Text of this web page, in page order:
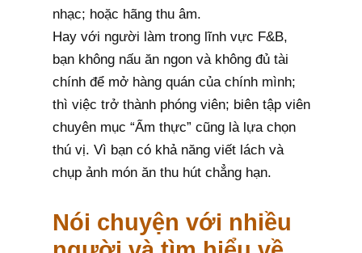
nhạc; hoặc hãng thu âm.
Hay với người làm trong lĩnh vực F&B,
bạn không nấu ăn ngon và không đủ tài
chính để mở hàng quán của chính mình;
thì việc trở thành phóng viên; biên tập viên
chuyên mục “Ẩm thực” cũng là lựa chọn
thú vị. Vì bạn có khả năng viết lách và
chụp ảnh món ăn thu hút chẳng hạn.
Nói chuyện với nhiều